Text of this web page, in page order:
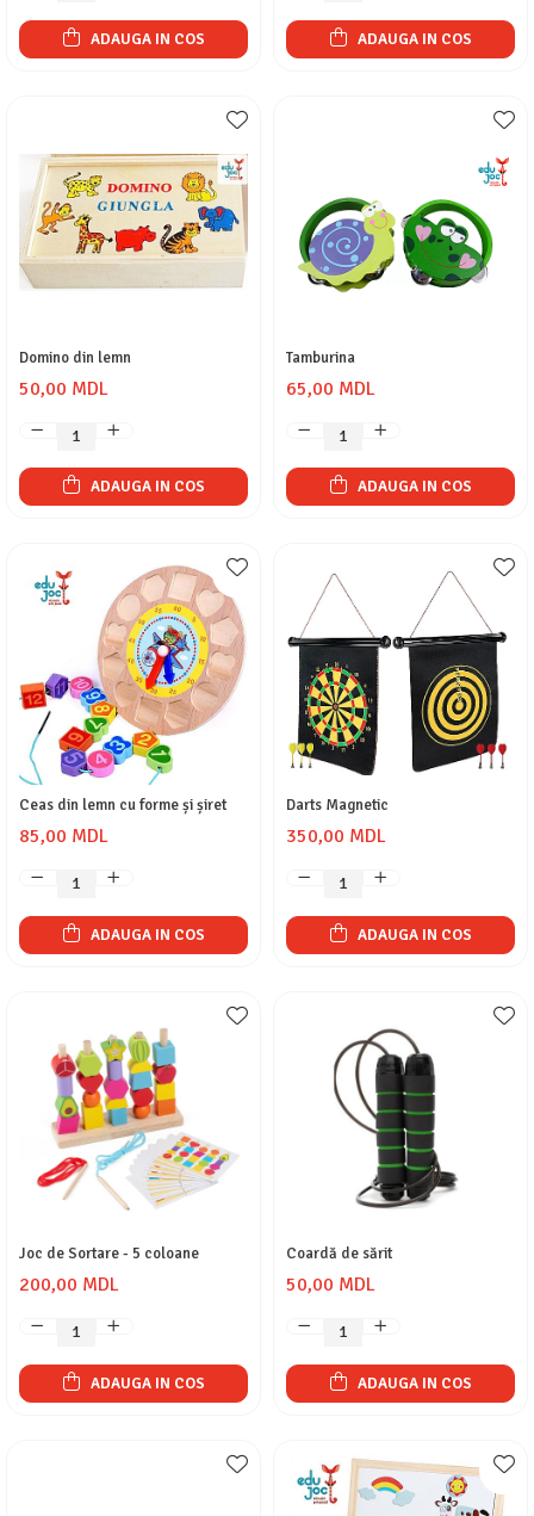
ADAUGA IN COS ADAUGA IN COS
Domino din lemn
50,00 MDL
ADAUGA IN COS
Tamburina
65,00 MDL
ADAUGA IN COS
Ceas din lemn cu forme și șiret
85,00 MDL
ADAUGA IN COS
Darts Magnetic
350,00 MDL
ADAUGA IN COS
Joc de Sortare - 5 coloane
200,00 MDL
ADAUGA IN COS
Coardă de sărit
50,00 MDL
ADAUGA IN COS